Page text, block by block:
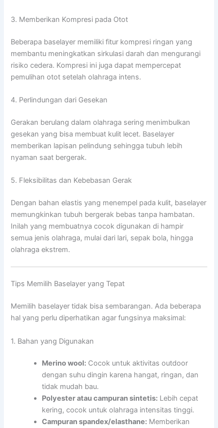
3. Memberikan Kompresi pada Otot
Beberapa baselayer memiliki fitur kompresi ringan yang
membantu meningkatkan sirkulasi darah dan mengurangi
risiko cedera. Kompresi ini juga dapat mempercepat
pemulihan otot setelah olahraga intens.
4. Perlindungan dari Gesekan
Gerakan berulang dalam olahraga sering menimbulkan
gesekan yang bisa membuat kulit lecet. Baselayer
memberikan lapisan pelindung sehingga tubuh lebih
nyaman saat bergerak.
5. Fleksibilitas dan Kebebasan Gerak
Dengan bahan elastis yang menempel pada kulit, baselayer
memungkinkan tubuh bergerak bebas tanpa hambatan.
Inilah yang membuatnya cocok digunakan di hampir
semua jenis olahraga, mulai dari lari, sepak bola, hingga
olahraga ekstrem.
Tips Memilih Baselayer yang Tepat
Memilih baselayer tidak bisa sembarangan. Ada beberapa
hal yang perlu diperhatikan agar fungsinya maksimal:
1. Bahan yang Digunakan
Merino wool: Cocok untuk aktivitas outdoor
dengan suhu dingin karena hangat, ringan, dan
tidak mudah bau.
Polyester atau campuran sintetis: Lebih cepat
kering, cocok untuk olahraga intensitas tinggi.
Campuran spandex/elasthane: Memberikan